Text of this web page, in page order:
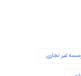
غیر تجاری